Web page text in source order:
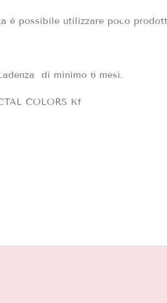
è possibile utilizzare poco
di minimo 6 mesi.
COLORS Kf